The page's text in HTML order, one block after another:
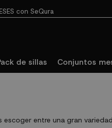
con SeQura
de sillas Conjuntos
entre una gran